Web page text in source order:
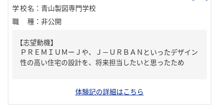
学校名 ： 青山製図専門学校
職種 ： 非公開
【志望動機】
ＰＲＥＭＩＵＭーＪや、Ｊ－ＵＲＢＡＮといったデザイン
性の高い住宅の設計を、将来担当したいと思ったため
体験記の詳細はこちら